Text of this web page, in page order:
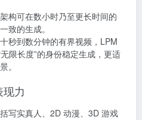
构可在数小时乃至更长时间的
致的生成。
秒到数分钟的有界视频，LPM
限长度”的身份稳定生成，更适
。
力
写实真人、2D 动漫、3D 游戏